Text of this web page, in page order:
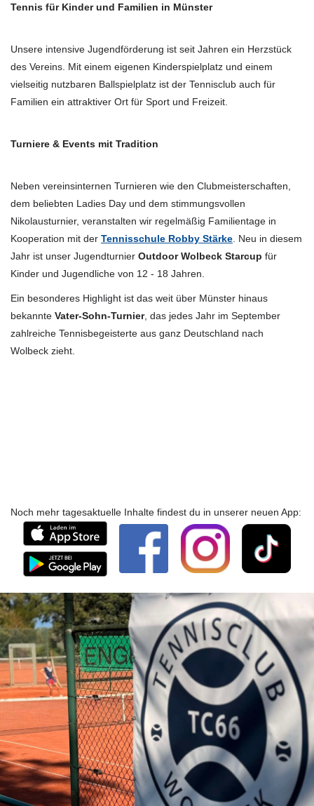
Tennis für Kinder und Familien in Münster
Unsere intensive Jugendförderung ist seit Jahren ein Herzstück
des Vereins. Mit einem eigenen Kinderspielplatz und einem
vielseitig nutzbaren Ballspielplatz ist der Tennisclub auch für
Familien ein attraktiver Ort für Sport und Freizeit.
Turniere & Events mit Tradition
Neben vereinsinternen Turnieren wie den Clubmeisterschaften,
dem beliebten Ladies Day und dem stimmungsvollen
Nikolausturnier, veranstalten wir regelmäßig Familientage in
Kooperation mit der Tennisschule Robby Stärke . Neu in diesem
Jahr ist unser Jugendturnier Outdoor Wolbeck Starcup für
Kinder und Jugendliche von 12 - 18 Jahren.
Ein besonderes Highlight ist das weit über Münster hinaus
bekannte Vater-Sohn-Turnier, das jedes Jahr im September
zahlreiche Tennisbegeisterte aus ganz Deutschland nach
Wolbeck zieht.
Noch mehr tagesaktuelle Inhalte findest du in unserer neuen App: